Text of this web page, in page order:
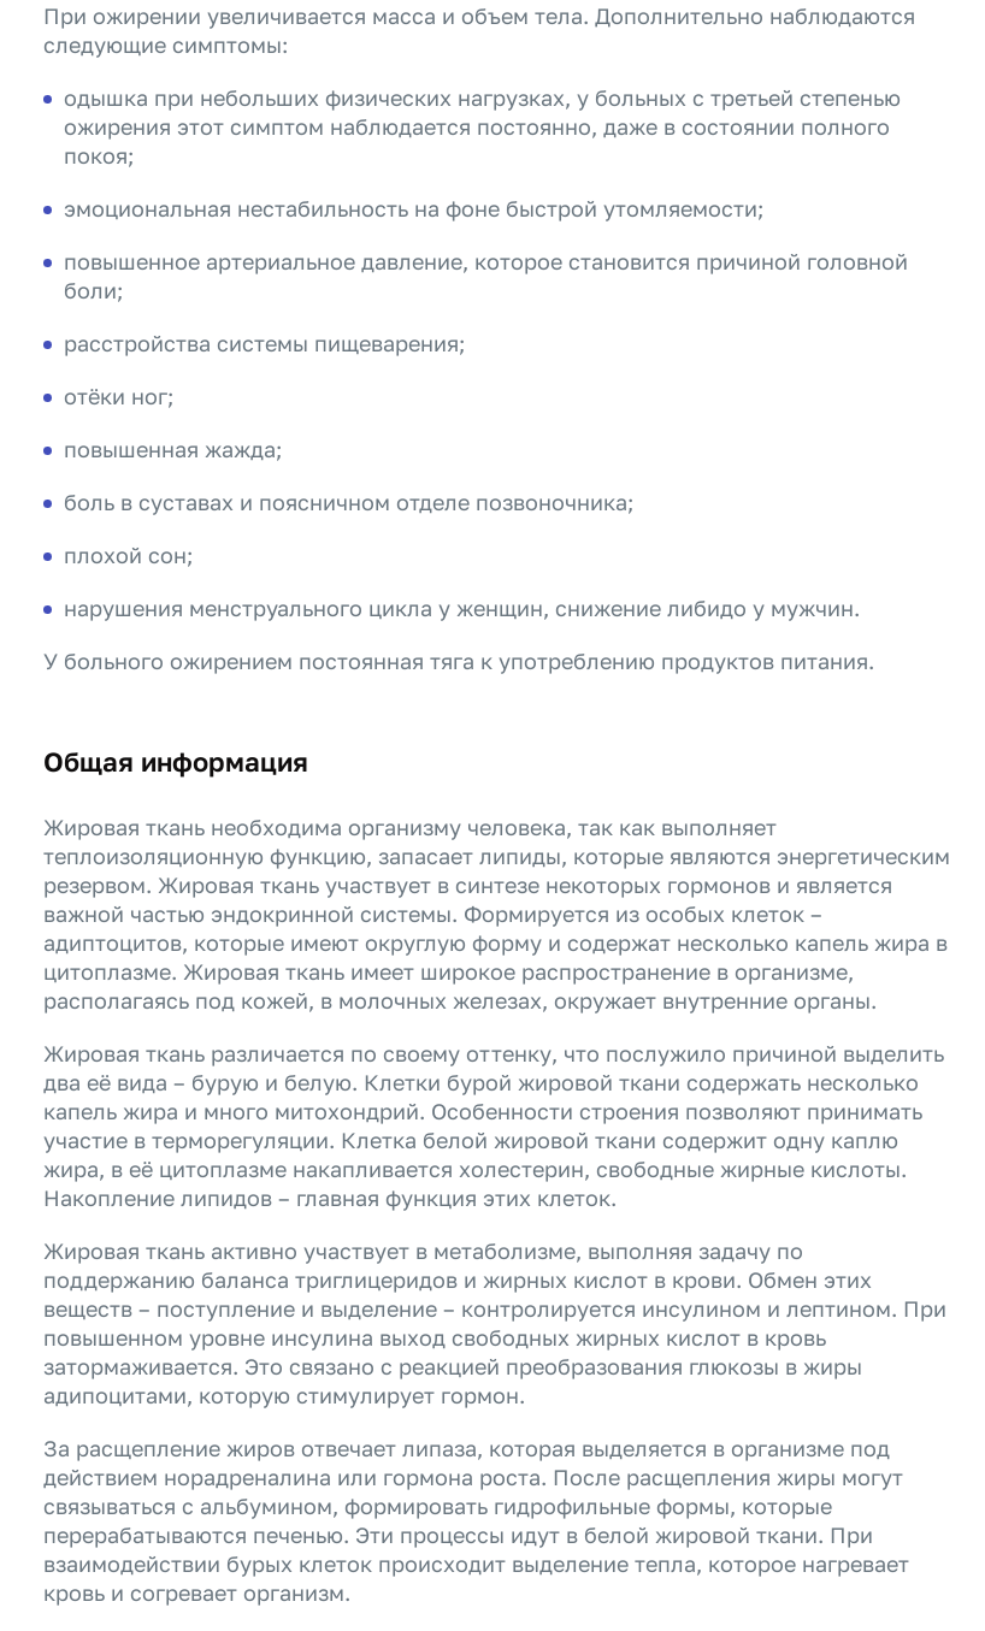
При ожирении увеличивается масса и объем тела. Дополнительно наблюдаются
следующие симптомы:
одышка при небольших физических нагрузках, у больных с третьей степенью
ожирения этот симптом наблюдается постоянно, даже в состоянии полного
покоя;
эмоциональная нестабильность на фоне быстрой утомляемости;
повышенное артериальное давление, которое становится причиной головной
боли;
расстройства системы пищеварения;
отёки ног;
повышенная жажда;
боль в суставах и поясничном отделе позвоночника;
плохой сон;
нарушения менструального цикла у женщин, снижение либидо у мужчин.
У больного ожирением постоянная тяга к употреблению продуктов питания.
Общая информация
Жировая ткань необходима организму человека, так как выполняет
теплоизоляционную функцию, запасает липиды, которые являются энергетическим
резервом. Жировая ткань участвует в синтезе некоторых гормонов и является
важной частью эндокринной системы. Формируется из особых клеток –
адиптоцитов, которые имеют округлую форму и содержат несколько капель жира в
цитоплазме. Жировая ткань имеет широкое распространение в организме,
располагаясь под кожей, в молочных железах, окружает внутренние органы.
Жировая ткань различается по своему оттенку, что послужило причиной выделить
два её вида – бурую и белую. Клетки бурой жировой ткани содержать несколько
капель жира и много митохондрий. Особенности строения позволяют принимать
участие в терморегуляции. Клетка белой жировой ткани содержит одну каплю
жира, в её цитоплазме накапливается холестерин, свободные жирные кислоты.
Накопление липидов – главная функция этих клеток.
Жировая ткань активно участвует в метаболизме, выполняя задачу по
поддержанию баланса триглицеридов и жирных кислот в крови. Обмен этих
веществ – поступление и выделение – контролируется инсулином и лептином. При
повышенном уровне инсулина выход свободных жирных кислот в кровь
затормаживается. Это связано с реакцией преобразования глюкозы в жиры
адипоцитами, которую стимулирует гормон.
За расщепление жиров отвечает липаза, которая выделяется в организме под
действием норадреналина или гормона роста. После расщепления жиры могут
связываться с альбумином, формировать гидрофильные формы, которые
перерабатываются печенью. Эти процессы идут в белой жировой ткани. При
взаимодействии бурых клеток происходит выделение тепла, которое нагревает
кровь и согревает организм.